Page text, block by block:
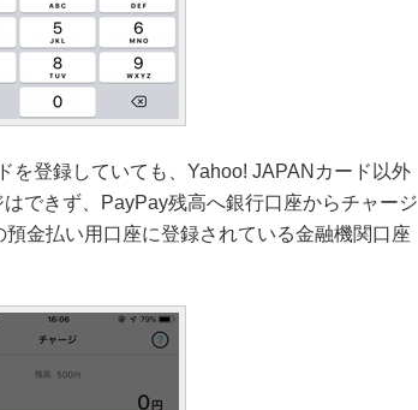
を登録していても、Yahoo! JAPANカード以外
できず、PayPay残高へ銀行口座からチャージ
金払い用口座に登録されている金融機関口座